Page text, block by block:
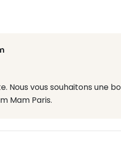
Nous vous souhaitons une
Mam Paris.